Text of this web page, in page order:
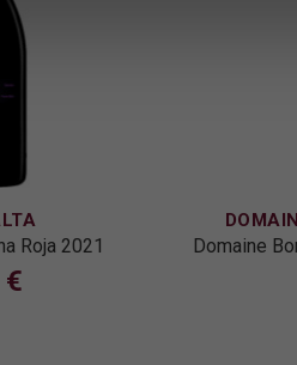
Roja 2021
Domaine